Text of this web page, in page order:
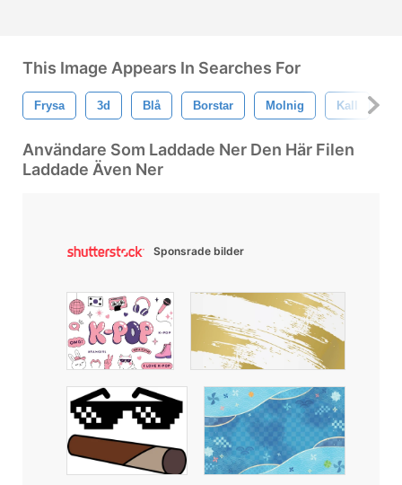
This Image Appears In Searches For
Frysa 3d Blå Borstar Molnig Kall
Användare Som Laddade Ner Den Här Filen
Laddade Även Ner
Sponsrade bilder